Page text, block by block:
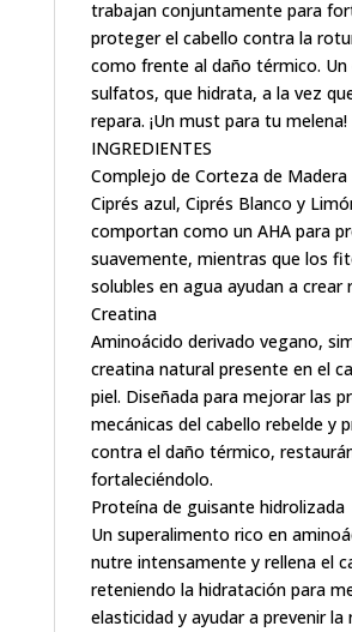
trabajan conjuntamente para
proteger el cabello contra la
como frente al daño térmico. Un
sulfatos, que hidrata, a la vez
repara. ¡Un must para tu melena!
INGREDIENTES
Complejo de Corteza de Madera
Ciprés azul, Ciprés Blanco y
comportan como un AHA para
suavemente, mientras que los
solubles en agua ayudan a crear
Creatina
Aminoácido derivado vegano,
creatina natural presente en el
piel. Diseñada para mejorar las
mecánicas del cabello rebelde y
contra el daño térmico,
fortaleciéndolo.
Proteína de guisante hidrolizada
Un superalimento rico en
nutre intensamente y rellena el
reteniendo la hidratación para
elasticidad y ayudar a prevenir la